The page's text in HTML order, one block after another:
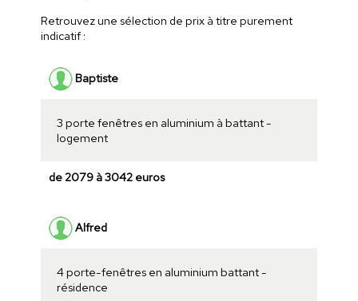
Retrouvez une sélection de prix à titre purement
indicatif :
Baptiste
3 porte fenêtres en aluminium à battant -
logement
de 2079 à 3042 euros
Alfred
4 porte-fenêtres en aluminium battant -
résidence